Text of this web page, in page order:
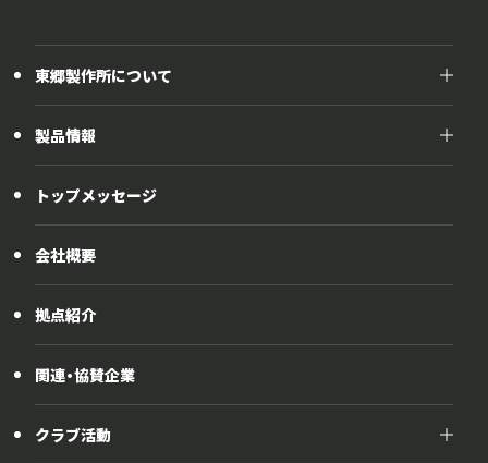
東郷製作所について
開発力
製品情報
製品群別
トップメッセージ
会社概要
拠点紹介
関連・協賛企業
クラブ活動